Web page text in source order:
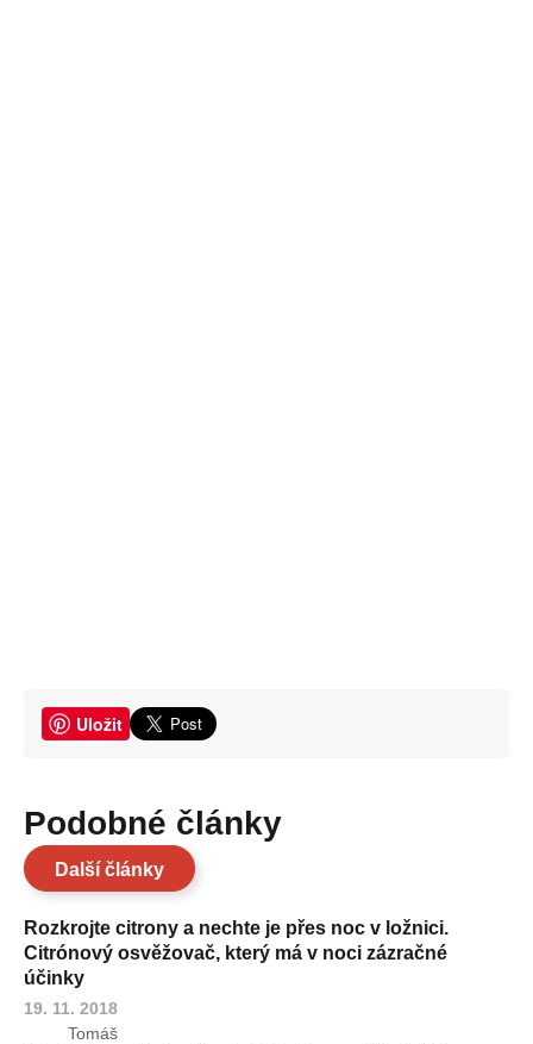
Uložit
Podobné články
Další články
Rozkrojte citrony a nechte je přes noc v ložnici.
Citrónový osvěžovač, který má v noci zázračné
účinky
19. 11. 2018
Tomáš